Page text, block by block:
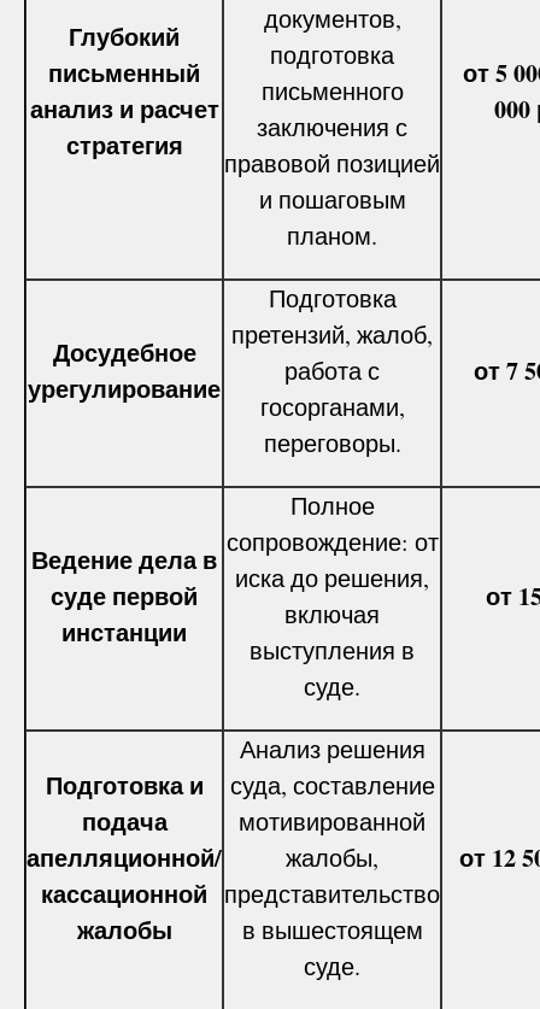
Глубокий
письменный
анализ и расчет
стратегия
документов,
подготовка
письменного
заключения с
правовой позицией
и пошаговым
планом.
от 5
000
Досудебное
урегулирование
Подготовка
претензий, жалоб,
работа с
госорганами,
переговоры.
от 7
Ведение дела в
суде первой
инстанции
Полное
сопровождение: от
иска до решения,
включая
выступления в
суде.
от
Подготовка и
подача
апелляционной/
кассационной
жалобы
Анализ решения
суда, составление
мотивированной
жалобы,
представительство
в вышестоящем
суде.
от 12